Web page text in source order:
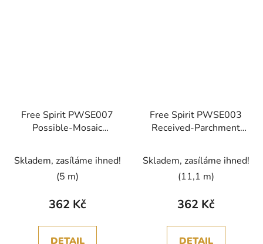
Free Spirit PWSE007
Possible-Mosaic
bavlněná látka
patchwork
Skladem, zasíláme ihned!
(5 m)
362 Kč
DETAIL
Free Spirit PWSE003
Received-Parchment
bavlněná látka
patchwork
Skladem, zasíláme ihned!
(11,1 m)
362 Kč
DETAIL